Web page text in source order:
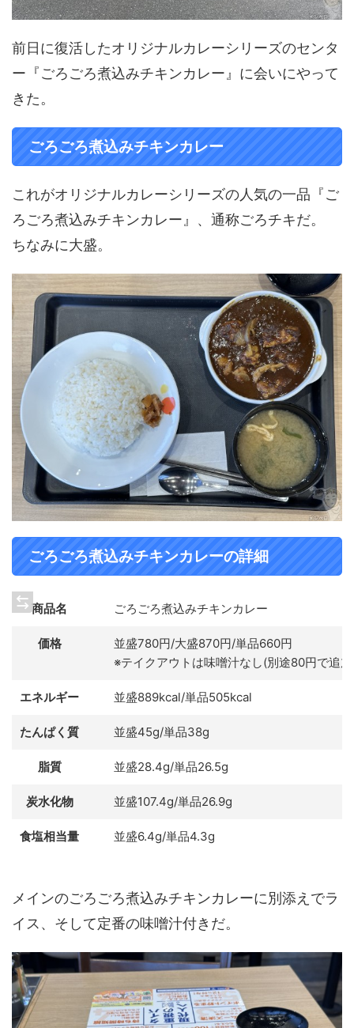
前日に復活したオリジナルカレーシリーズのセンタ
ー『ごろごろ煮込みチキンカレー』に会いにやって
きた。
ごろごろ煮込みチキンカレー
これがオリジナルカレーシリーズの人気の一品『ご
ろごろ煮込みチキンカレー』、通称ごろチキだ。
ちなみに大盛。
ごろごろ煮込みチキンカレーの詳細
商品名 ごろごろ煮込みチキンカレー
価格
並盛780円/大盛870円/単品660円
※テイクアウトは味噌汁なし(別途80円で追
エネルギー 並盛889kcal/単品505kcal
たんぱく質 並盛45g/単品38g
脂質 並盛28.4g/単品26.5g
炭水化物 並盛107.4g/単品26.9g
食塩相当量 並盛6.4g/単品4.3g
メインのごろごろ煮込みチキンカレーに別添えでラ
イス、そして定番の味噌汁付きだ。